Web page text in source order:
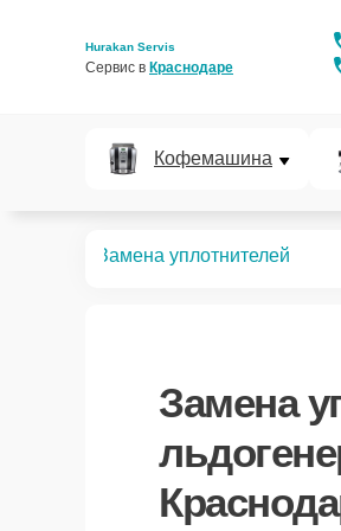
Hurakan Servis
Сервис в Краснодаре
Кофемашина
Замена уплотнителей
Замена